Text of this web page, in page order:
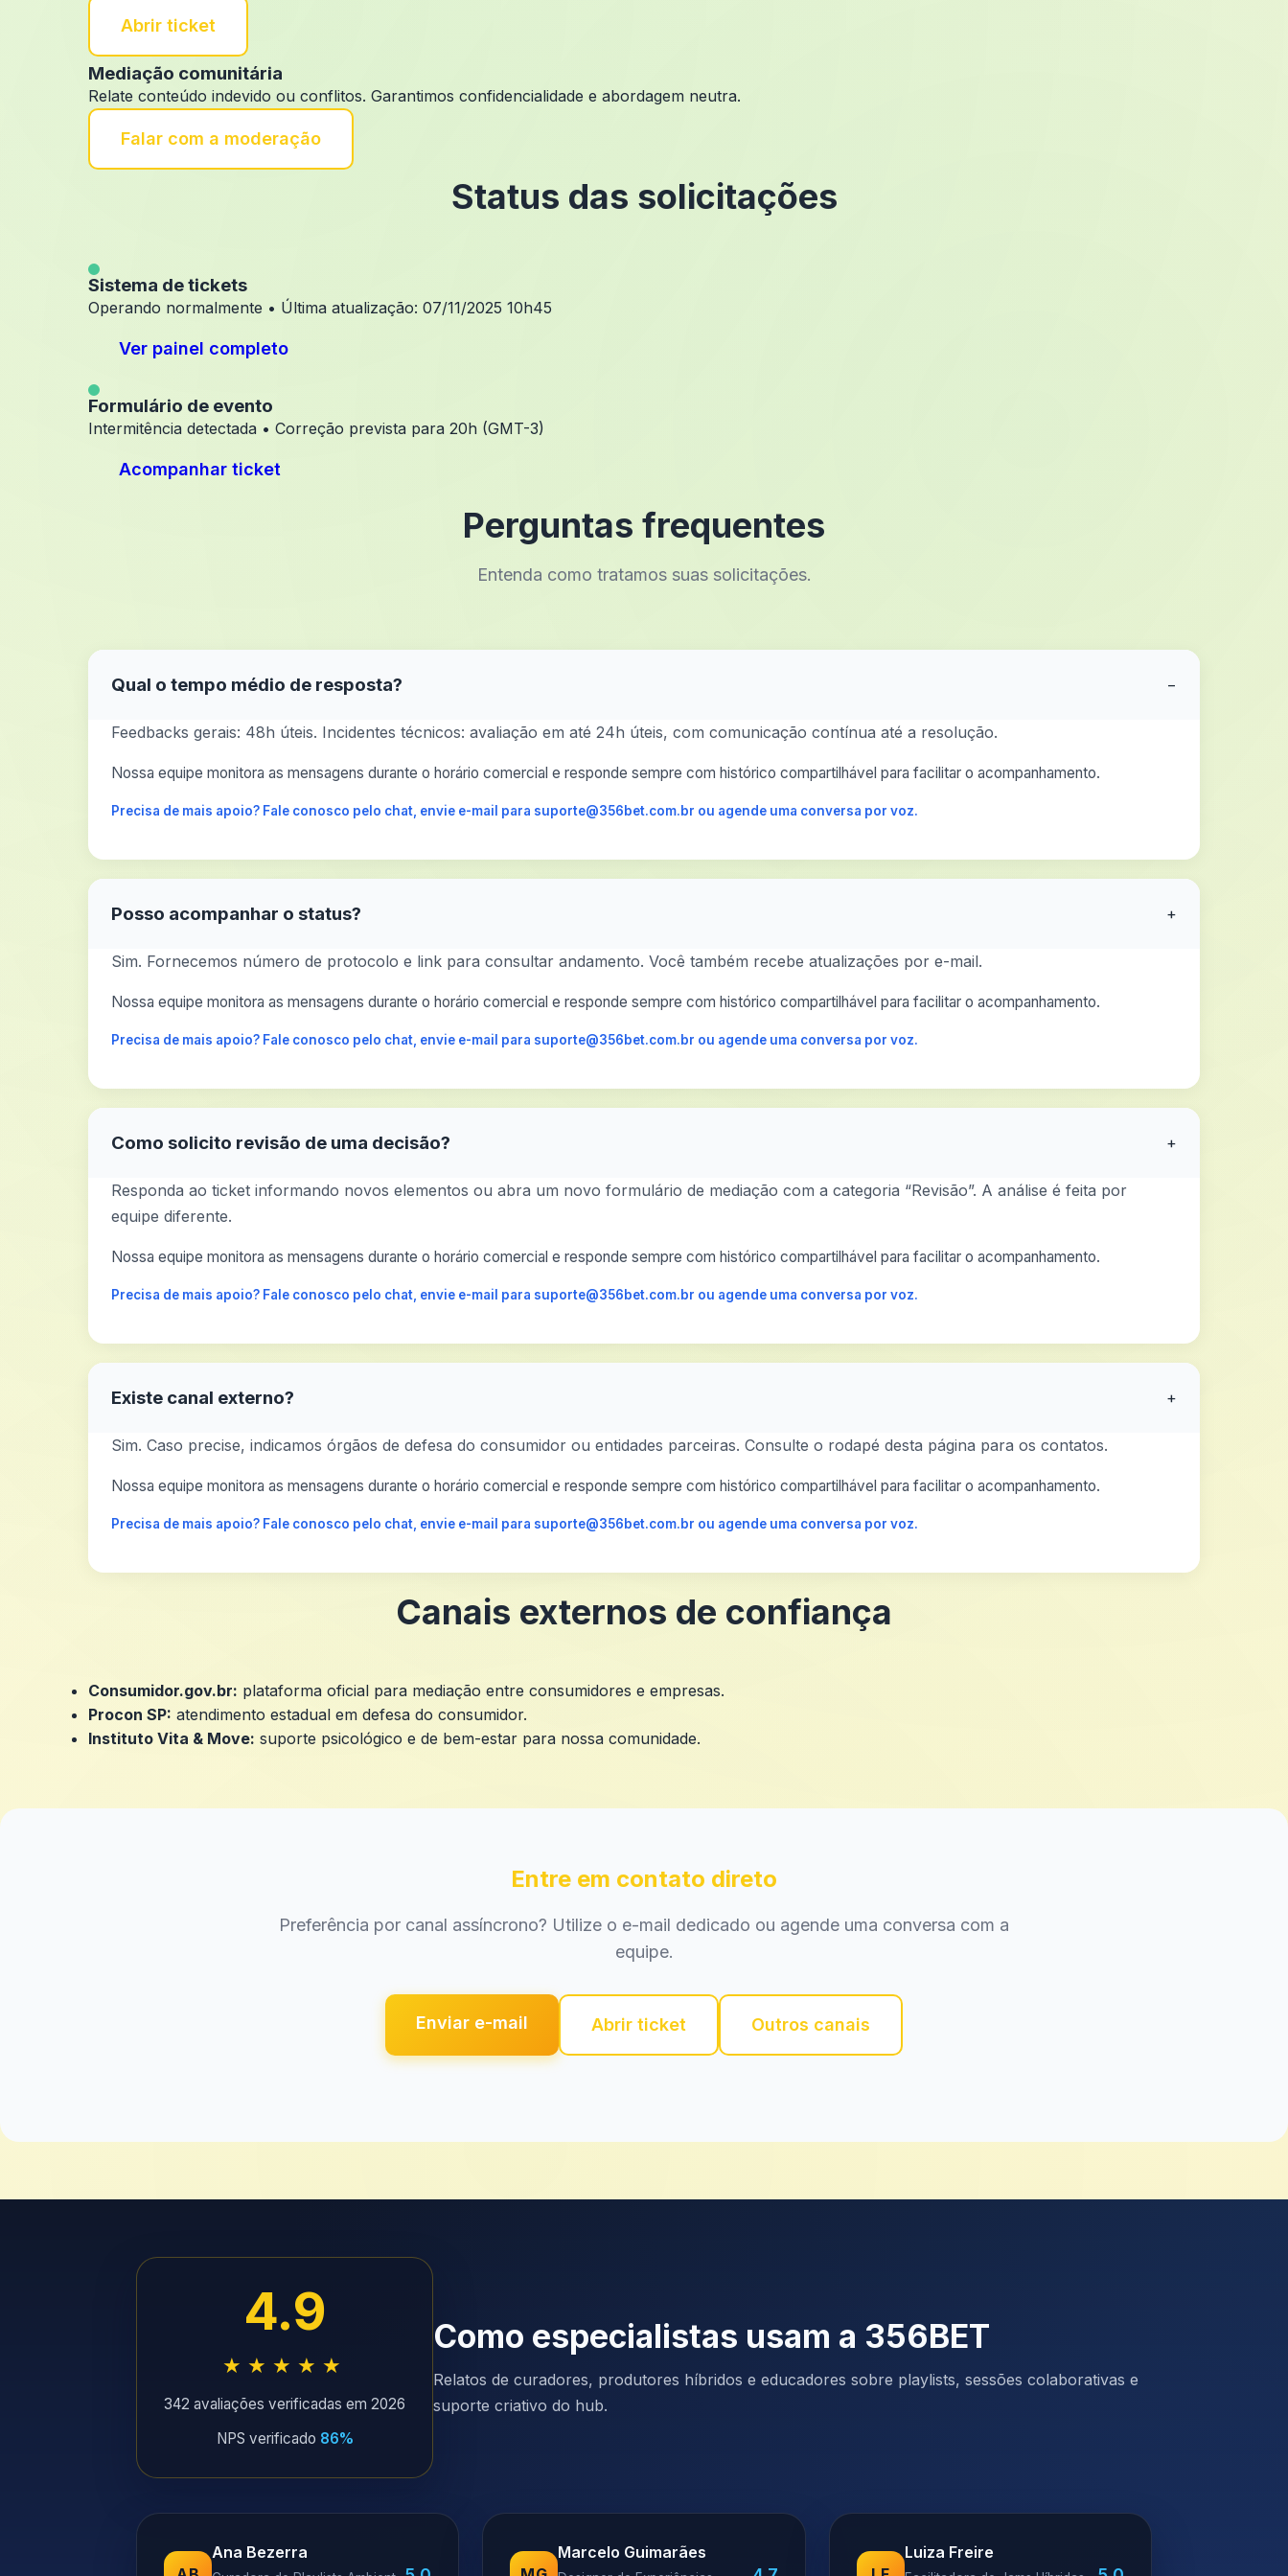
Abrir ticket
Mediação comunitária
Relate conteúdo indevido ou conflitos. Garantimos confidencialidade e abordagem neutra.
Falar com a moderação
Status das solicitações
Sistema de tickets
Operando normalmente • Última atualização: 07/11/2025 10h45
Ver painel completo
Formulário de evento
Intermitência detectada • Correção prevista para 20h (GMT-3)
Acompanhar ticket
Perguntas frequentes
Entenda como tratamos suas solicitações.
Qual o tempo médio de resposta? −
Feedbacks gerais: 48h úteis. Incidentes técnicos: avaliação em até 24h úteis, com comunicação contínua até a resolução.
Nossa equipe monitora as mensagens durante o horário comercial e responde sempre com histórico compartilhável para facilitar o acompanhamento.
Precisa de mais apoio? Fale conosco pelo chat, envie e-mail para suporte@356bet.com.br ou agende uma conversa por voz.
Posso acompanhar o status? +
Sim. Fornecemos número de protocolo e link para consultar andamento. Você também recebe atualizações por e-mail.
Nossa equipe monitora as mensagens durante o horário comercial e responde sempre com histórico compartilhável para facilitar o acompanhamento.
Precisa de mais apoio? Fale conosco pelo chat, envie e-mail para suporte@356bet.com.br ou agende uma conversa por voz.
Como solicito revisão de uma decisão? +
Responda ao ticket informando novos elementos ou abra um novo formulário de mediação com a categoria “Revisão”. A análise é feita por
equipe diferente.
Nossa equipe monitora as mensagens durante o horário comercial e responde sempre com histórico compartilhável para facilitar o acompanhamento.
Precisa de mais apoio? Fale conosco pelo chat, envie e-mail para suporte@356bet.com.br ou agende uma conversa por voz.
Existe canal externo? +
Sim. Caso precise, indicamos órgãos de defesa do consumidor ou entidades parceiras. Consulte o rodapé desta página para os contatos.
Nossa equipe monitora as mensagens durante o horário comercial e responde sempre com histórico compartilhável para facilitar o acompanhamento.
Precisa de mais apoio? Fale conosco pelo chat, envie e-mail para suporte@356bet.com.br ou agende uma conversa por voz.
Canais externos de confiança
Consumidor.gov.br: plataforma oficial para mediação entre consumidores e empresas.
Procon SP: atendimento estadual em defesa do consumidor.
Instituto Vita & Move: suporte psicológico e de bem-estar para nossa comunidade.
Entre em contato direto
Preferência por canal assíncrono? Utilize o e-mail dedicado ou agende uma conversa com a
equipe.
Enviar e-mail Abrir ticket Outros canais
4.9
★★★★★
342 avaliações verificadas em 2026
NPS verificado 86%
Como especialistas usam a 356BET
Relatos de curadores, produtores híbridos e educadores sobre playlists, sessões colaborativas e
suporte criativo do hub.
Ana Bezerra Marcelo Guimarães Luiza Freire